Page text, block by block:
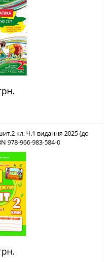
кл. Ч.1 видання 2025 (до
978-966-983-584-0